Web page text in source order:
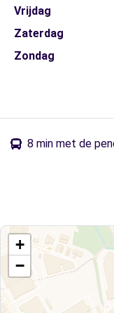
Vrijdag
Zaterdag
Zondag
8 min met de
+
−